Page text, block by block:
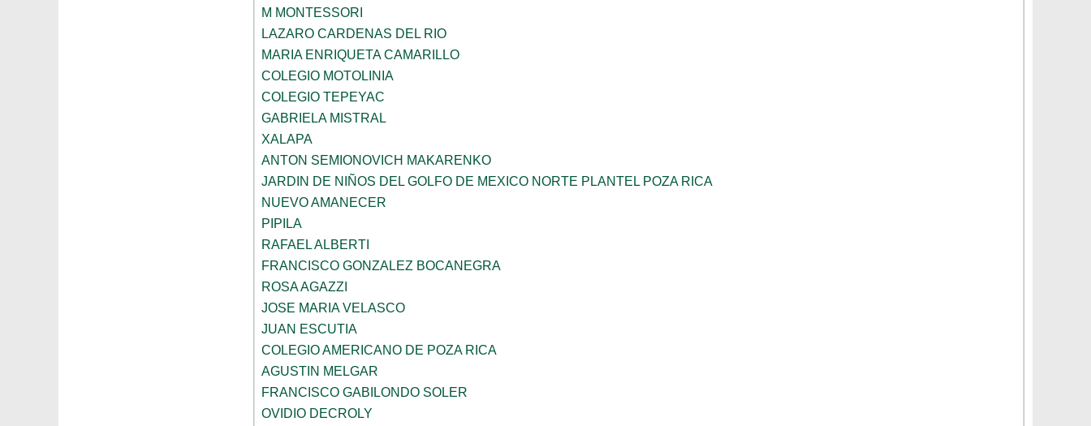
M MONTESSORI
LAZARO CARDENAS DEL RIO
MARIA ENRIQUETA CAMARILLO
COLEGIO MOTOLINIA
COLEGIO TEPEYAC
GABRIELA MISTRAL
XALAPA
ANTON SEMIONOVICH MAKARENKO
JARDIN DE NIÑOS DEL GOLFO DE MEXICO NORTE PLANTEL POZA RICA
NUEVO AMANECER
PIPILA
RAFAEL ALBERTI
FRANCISCO GONZALEZ BOCANEGRA
ROSA AGAZZI
JOSE MARIA VELASCO
JUAN ESCUTIA
COLEGIO AMERICANO DE POZA RICA
AGUSTIN MELGAR
FRANCISCO GABILONDO SOLER
OVIDIO DECROLY